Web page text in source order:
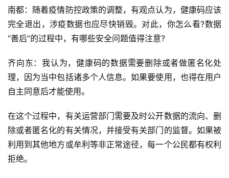
南都：随着疫情防控政策的调整，有观点认为，健康码应该
完全退出，涉疫数据也应尽快销毁。对此，你怎么看?数据
“善后”的过程中，有哪些安全问题值得注意?
齐向东：我认为，健康码的数据需要删除或者做匿名化处
理，因为当中包括诸多个人信息。如果要使用，也得在用户
自主同意后才能使用。
在这个过程中，有关运营部门需要及时公开数据的流向、删
除或者匿名化的有关情况，并接受有关部门的监督。如果被
利用到其他地方或牟利等非正常途径，每一个公民都有权利
拒绝。